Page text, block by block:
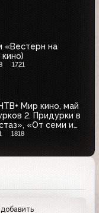
«Вестерн на
1721
Мир кино, май
2. Придурки в
«От семи и
1818